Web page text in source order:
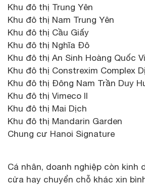
Khu đô thị Trung Yên
Khu đô thị Nam Trung Yên
Khu đô thị Cầu Giấy
Khu đô thị Nghĩa Đô
Khu đô thị An Sinh Hoàng Quốc
Khu đô thị Constrexim Complex
Khu đô thị Đông Nam Trần Duy
Khu đô thị Vimeco II
Khu đô thị Mai Dịch
Khu đô thị Mandarin Garden
Chung cư Hanoi Signature
Cá nhân, doanh nghiệp còn kinh
cửa hay chuyển chỗ khác xin